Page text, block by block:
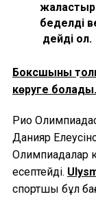
беделді
дейді ол.
Боксшының
көруге болады.
Рио
Данияр
Олимпиадалар
есептейді.
спортшы бұл